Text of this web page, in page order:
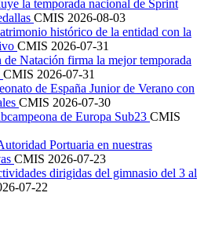
la temporada nacional de Sprint
CMIS 2026-08-03
histórico de la entidad con la
CMIS 2026-07-31
de Natación firma la mejor temporada
CMIS 2026-07-31
de España Junior de Verano con
CMIS 2026-07-30
de Europa Sub23 CMIS
Portuaria en nuestras
CMIS 2026-07-23
dirigidas del gimnasio del 3 al
07-22